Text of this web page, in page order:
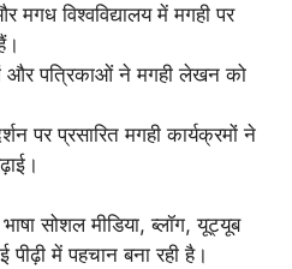
मगध विश्वविद्यालय में मगही पर
और पत्रिकाओं ने मगही लेखन को
पर प्रसारित मगही कार्यक्रमों ने
सोशल मीडिया, ब्लॉग, यूट्यूब
में पहचान बना रही है।